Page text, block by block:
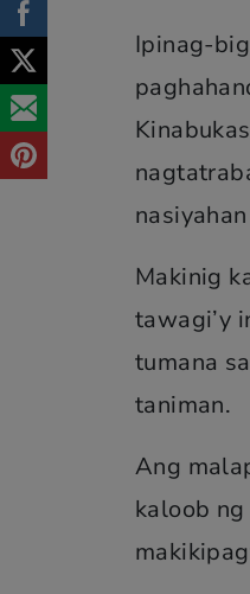
Ipinag-
Makinig
tawagi’y
tumana
taniman.
Ang
kaloob